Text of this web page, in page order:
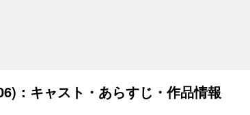
：キャスト・あらすじ・作品情報